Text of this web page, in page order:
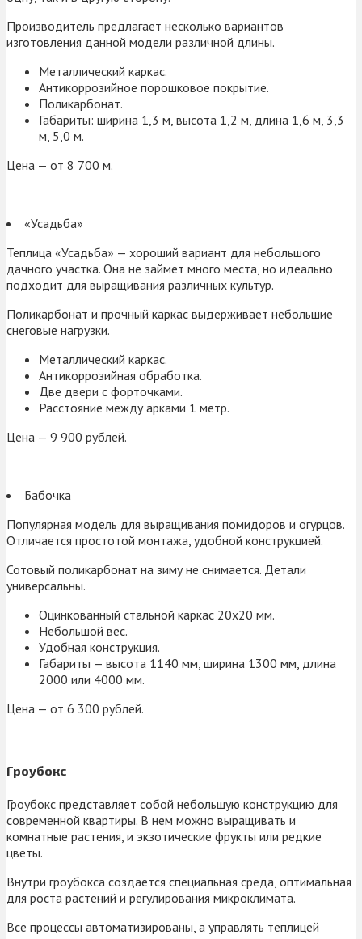
Производитель предлагает несколько вариантов
изготовления данной модели различной длины.
Металлический каркас.
Антикоррозийное порошковое покрытие.
Поликарбонат.
Габариты: ширина 1,3 м, высота 1,2 м, длина 1,6 м, 3,3
м, 5,0 м.
Цена — от 8 700 м.
«Усадьба»
Теплица «Усадьба» — хороший вариант для небольшого
дачного участка. Она не займет много места, но идеально
подходит для выращивания различных культур.
Поликарбонат и прочный каркас выдерживает небольшие
снеговые нагрузки.
Металлический каркас.
Антикоррозийная обработка.
Две двери с форточками.
Расстояние между арками 1 метр.
Цена — 9 900 рублей.
Бабочка
Популярная модель для выращивания помидоров и огурцов.
Отличается простотой монтажа, удобной конструкцией.
Сотовый поликарбонат на зиму не снимается. Детали
универсальны.
Оцинкованный стальной каркас 20х20 мм.
Небольшой вес.
Удобная конструкция.
Габариты — высота 1140 мм, ширина 1300 мм, длина
2000 или 4000 мм.
Цена — от 6 300 рублей.
Гроубокс
Гроубокс представляет собой небольшую конструкцию для
современной квартиры. В нем можно выращивать и
комнатные растения, и экзотические фрукты или редкие
цветы.
Внутри гроубокса создается специальная среда, оптимальная
для роста растений и регулирования микроклимата.
Все процессы автоматизированы, а управлять теплицей